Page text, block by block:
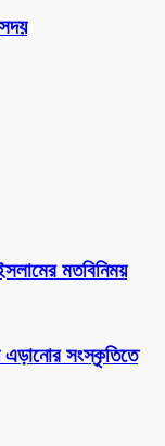
মতবিনিময়
সংস্কৃতিতে